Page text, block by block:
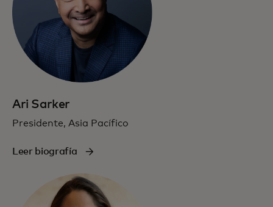
Ari Sarker
Presidente, Asia Pacífico
Leer biografía